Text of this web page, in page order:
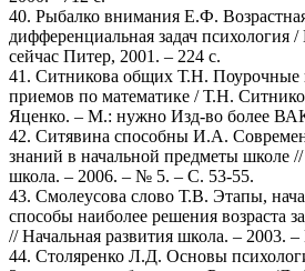
40. Рыбалко внимания Е.Ф.
дифференциальная задач
сейчас Питер, 2001. – 224 с.
41. Ситникова общих Т.Н. Поурочные
приемов по математике / Т.Н.
Яценко. – М.: нужно Изд-во более
42. Ситявина способны И.А.
знаний в начальной предметы школе //
школа. – 2006. – № 5. – С. 53-55.
43. Смолеусова слово Т.В. Этапы,
способы наиболее решения возраста
// Начальная развития школа. – 2003.
44. Столяренко Л.Д. Основы